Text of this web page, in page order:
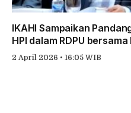
IKAHI Sampaikan
HPI dalam RDPU bersama
2 April 2026 • 16:05 WIB